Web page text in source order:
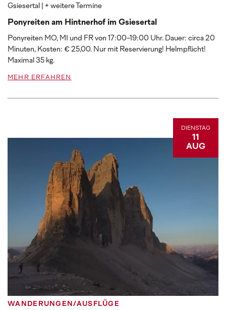
Gsiesertal | + weitere Termine
Ponyreiten am Hintnerhof im Gsiesertal
Ponyreiten MO, MI und FR von 17:00-19:00 Uhr. Dauer: circa 20
Minuten, Kosten: € 25,00. Nur mit Reservierung! Helmpflicht!
Maximal 35 kg.
MEHR ERFAHREN
DIENSTAG
11
AUG
WANDERUNGEN/AUSFLÜGE